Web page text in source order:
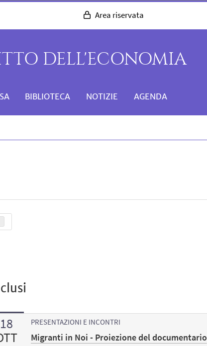
Area riservata
DELL'ECONOMIA
BIBLIOTECA NOTIZIE AGENDA
18
PRESENTAZIONI E INCONTRI
Migranti in Noi - Proiezione del documentario